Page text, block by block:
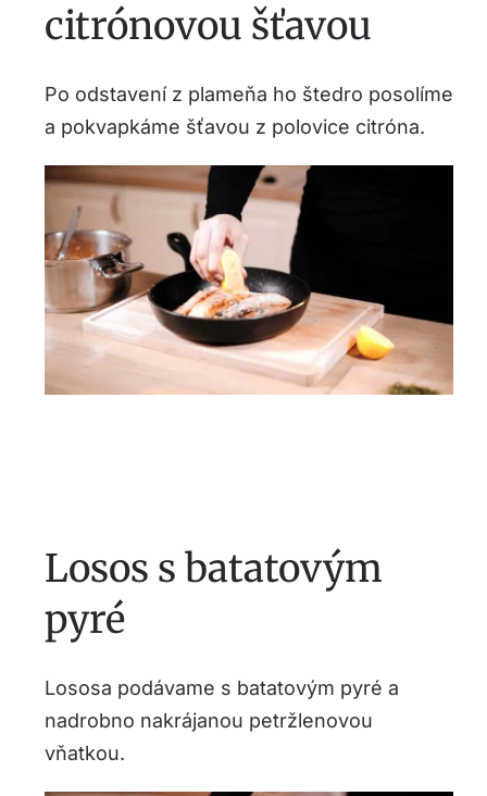
citrónovou šťavou
Po odstavení z plameňa ho štedro posolíme
a pokvapkáme šťavou z polovice citróna.
Losos s batatovým
pyré
Lososa podávame s batatovým pyré a
nadrobno nakrájanou petržlenovou
vňatkou.